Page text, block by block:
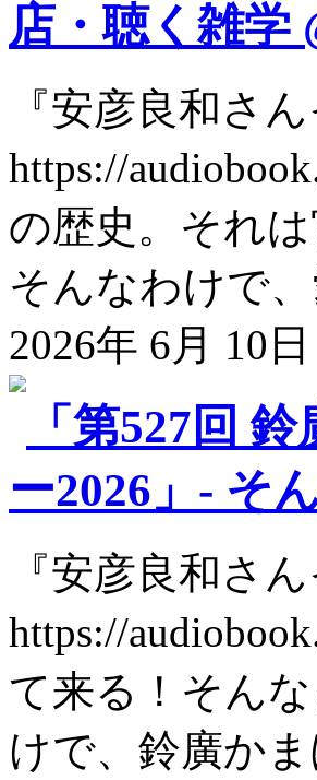
店・聴く雑学
『安彦良和さ
https://
の歴史。それ
そんなわけで
2026年 6月 10日
「第527回
ー2026」- そ
『安彦良和さ
https://
て来る！そん
けで、鈴廣か